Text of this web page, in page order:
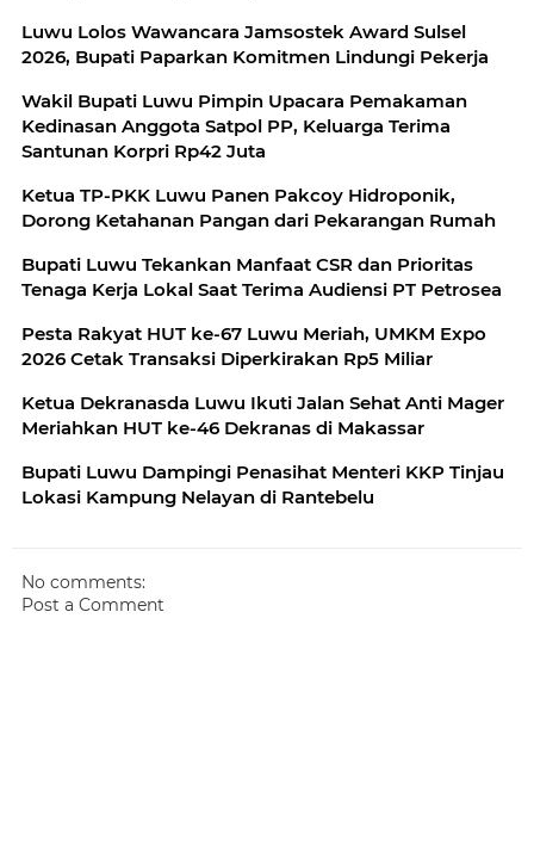
Luwu Lolos Wawancara Jamsostek Award Sulsel
2026, Bupati Paparkan Komitmen Lindungi Pekerja
Wakil Bupati Luwu Pimpin Upacara Pemakaman
Kedinasan Anggota Satpol PP, Keluarga Terima
Santunan Korpri Rp42 Juta
Ketua TP-PKK Luwu Panen Pakcoy Hidroponik,
Dorong Ketahanan Pangan dari Pekarangan Rumah
Bupati Luwu Tekankan Manfaat CSR dan Prioritas
Tenaga Kerja Lokal Saat Terima Audiensi PT Petrosea
Pesta Rakyat HUT ke-67 Luwu Meriah, UMKM Expo
2026 Cetak Transaksi Diperkirakan Rp5 Miliar
Ketua Dekranasda Luwu Ikuti Jalan Sehat Anti Mager
Meriahkan HUT ke-46 Dekranas di Makassar
Bupati Luwu Dampingi Penasihat Menteri KKP Tinjau
Lokasi Kampung Nelayan di Rantebelu
No comments:
Post a Comment